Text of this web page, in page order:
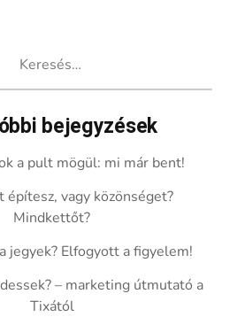
bejegyzések
a pult mögül: mi már bent!
építesz, vagy közönséget?
Mindkettőt?
jegyek? Elfogyott a figyelem!
– marketing útmutató a
Tixától